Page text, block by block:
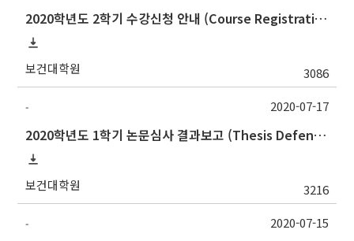
2020학년도 2학기 수강신청 안내 (Course Registration for 2020 Fall semester)
보건대학원 3086
-
2020학년도 1학기 논문심사 결과보고 (Thesis Defense Result)
보건대학원 3216
2020-07-17
- 2020-07-15